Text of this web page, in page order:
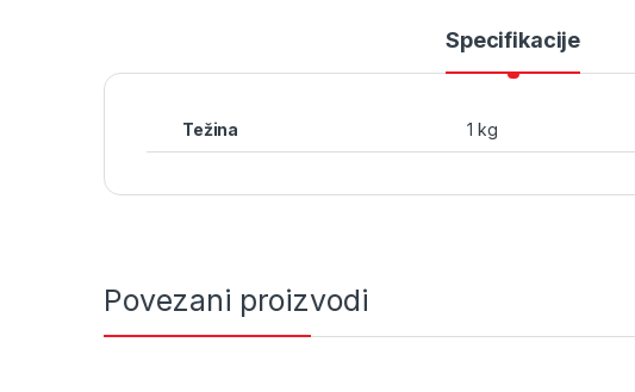
Specifikacije
Težina 1 kg
Povezani proizvodi